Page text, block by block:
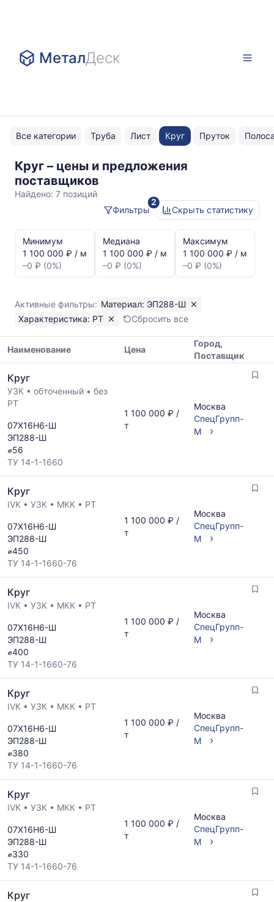
МеталДеск
Все категории Труба Лист Круг Пруток
Круг – цены и предложения
поставщиков
РТ
Найдено: 7 позиций
2
Фильтры
Скрыть статистику
динамика
цен:
Круг
ЭП288-
Ш
Показаны
минимальная,
медианная
цена
по
данным
прайс-
листов
поставщиков
за
Статистика
рассчитывается
актуальным
предложениям
и
обновляется
по
мере
обновления
листов.
Минимум
1 100 000 ₽ / м
–0 ₽ (0%)
Медиана
1 100 000 ₽ / м
–0 ₽ (0%)
Максимум
1 100 000 ₽ / м
–0 ₽ (0%)
Активные фильтры: Материал: ЭП288-Ш
Характеристика: РТ
Сбросить все
цен
на
металлопрокат
указанием
ГОСТ,
размеров
поставщиков
по
запросу
Наименование Цена
Город,
Поставщик
Круг
УЗК • обточенный • без
РТ
07Х16Н6-Ш
ЭП288-Ш
⌀56
ТУ 14-1-1660
1 100 000 ₽ /
т
Москва
СпецГрупп-
М
›
Круг
IVК • УЗК • МКК • РТ
07Х16Н6-Ш
ЭП288-Ш
⌀450
ТУ 14-1-1660-76
1 100 000 ₽ /
т
Москва
СпецГрупп-
М
›
Круг
IVК • УЗК • МКК • РТ
07Х16Н6-Ш
ЭП288-Ш
⌀400
ТУ 14-1-1660-76
1 100 000 ₽ /
т
Москва
СпецГрупп-
М
›
Круг
IVК • УЗК • МКК • РТ
07Х16Н6-Ш
ЭП288-Ш
⌀380
ТУ 14-1-1660-76
1 100 000 ₽ /
т
Москва
СпецГрупп-
М
›
Круг
IVК • УЗК • МКК • РТ
07Х16Н6-Ш
ЭП288-Ш
⌀330
ТУ 14-1-1660-76
1 100 000 ₽ /
т
Москва
СпецГрупп-
М
›
Круг